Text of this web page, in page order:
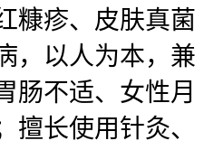
糠疹、皮肤真菌
，以人为本，兼
肠不适、女性月
擅长使用针灸、